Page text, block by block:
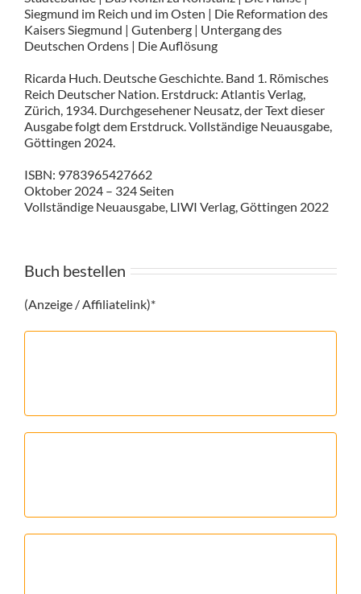
Siegmund im Reich und im Osten | Die Reformation des
Kaisers Siegmund | Gutenberg | Untergang des
Deutschen Ordens | Die Auflösung
Ricarda Huch. Deutsche Geschichte. Band 1. Römisches
Reich Deutscher Nation. Erstdruck: Atlantis Verlag,
Zürich, 1934. Durchgesehener Neusatz, der Text dieser
Ausgabe folgt dem Erstdruck. Vollständige Neuausgabe,
Göttingen 2024.
ISBN: 9783965427662
Oktober 2024 – 324 Seiten
Vollständige Neuausgabe, LIWI Verlag, Göttingen 2022
Buch bestellen
(Anzeige / Affiliatelink)*